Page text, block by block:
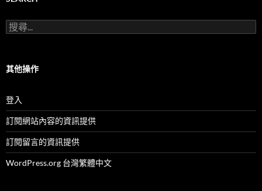
動
(按
搜
尋
字:
其他操作
登入
訂閱網站內容的資訊提供
訂閱留言的資訊提供
WordPress.org 台灣繁體中文